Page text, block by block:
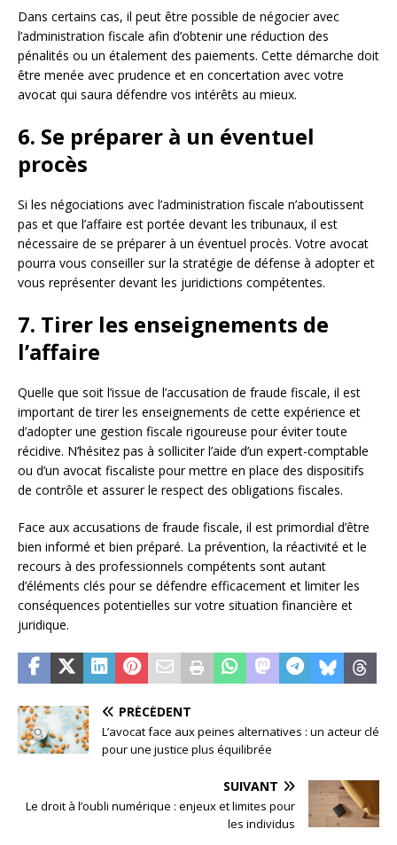
Dans certains cas, il peut être possible de négocier avec
l’administration fiscale afin d’obtenir une réduction des
pénalités ou un étalement des paiements. Cette démarche doit
être menée avec prudence et en concertation avec votre
avocat qui saura défendre vos intérêts au mieux.
6. Se préparer à un éventuel
procès
Si les négociations avec l’administration fiscale n’aboutissent
pas et que l’affaire est portée devant les tribunaux, il est
nécessaire de se préparer à un éventuel procès. Votre avocat
pourra vous conseiller sur la stratégie de défense à adopter et
vous représenter devant les juridictions compétentes.
7. Tirer les enseignements de
l’affaire
Quelle que soit l’issue de l’accusation de fraude fiscale, il est
important de tirer les enseignements de cette expérience et
d’adopter une gestion fiscale rigoureuse pour éviter toute
récidive. N’hésitez pas à solliciter l’aide d’un expert-comptable
ou d’un avocat fiscaliste pour mettre en place des dispositifs
de contrôle et assurer le respect des obligations fiscales.
Face aux accusations de fraude fiscale, il est primordial d’être
bien informé et bien préparé. La prévention, la réactivité et le
recours à des professionnels compétents sont autant
d’éléments clés pour se défendre efficacement et limiter les
conséquences potentielles sur votre situation financière et
juridique.
PRÉCÉDENT
L’avocat face aux peines alternatives : un acteur clé
pour une justice plus équilibrée
SUIVANT
Le droit à l’oubli numérique : enjeux et limites pour
les individus